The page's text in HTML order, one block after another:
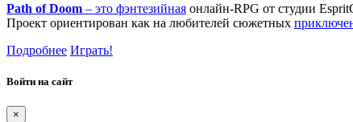
Path of Doom – это фэнтезийная онлайн-RPG от студии
Проект ориентирован как на любителей сюжетных
Подробнее Играть!
Войти на сайт
×